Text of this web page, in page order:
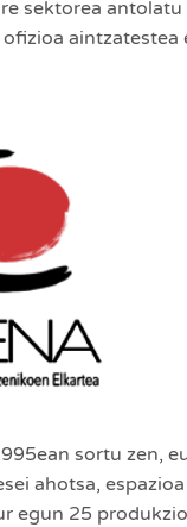
sektorea
aintzatestea
sortu zen,
ahotsa,
egun 25